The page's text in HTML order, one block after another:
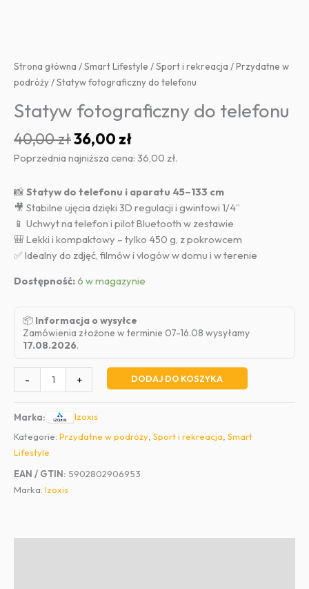
Strona główna /Smart Lifestyle /Sport i rekreacja /Przydatne w
podróży / Statyw fotograficzny do telefonu
Statyw fotograficzny do telefonu
40,00złPierwotna
cena
wynosiła:
40,00 zł.
36,00 złAktualna
cena
36,00 zł.
Poprzednia najniższa cena: 36,00 zł.
📸Statyw do telefonu i aparatu 45–133 cm
🎥 Stabilne ujęcia dzięki 3D regulacji i gwintowi 1/4”
📱 Uchwyt na telefon i pilot Bluetooth w zestawie
🎒 Lekki i kompaktowy – tylko 450 g, z pokrowcem
✅ Idealny do zdjęć, filmów i vlogów w domu i w terenie
Dostępność:6 w magazynie
📦 Informacja o wysyłce
Zamówienia złożone w terminie 07-16.08 wysyłamy
17.08.2026.
-
Statyw
fotograficzny
do
telefonu
+ DODAJ DO KOSZYKA
Marka:
Izoxis
Kategorie: Przydatne w podróży Sport i rekreacja Smart
Lifestyle
EAN / GTIN: 5902802906953
Marka: Izoxis